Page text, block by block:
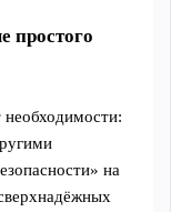
простого
необходимости:
на